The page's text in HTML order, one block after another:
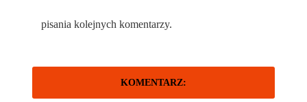
pisania kolejnych komentarzy.